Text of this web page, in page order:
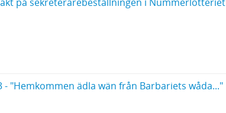
"Hemkommen ädla wän från Barbariets wåda..."